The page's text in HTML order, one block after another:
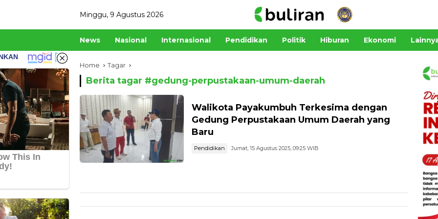
Minggu, 9 Agustus 2026
News Nasional Internasional Pendidikan Politik Hiburan Ekonomi
Home Tagar
Berita tagar #gedung-perpustakaan-umum-daerah
Walikota Payakumbuh Terkesima dengan
Gedung Perpustakaan Umum Daerah yang
Baru
Pendidikan Jumat, 15 Agustus 2025, 09:25 WIB